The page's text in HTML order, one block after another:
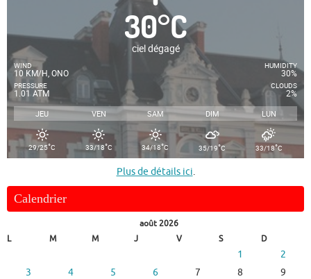
30°C
ciel dégagé
WIND
10 KM/H, ONO
PRESSURE
1.01 ATM
HUMIDITY
30%
CLOUDS
2%
JEU VEN SAM DIM LUN
29/25°C 33/18°C 34/18°C 35/19°C 33/18°C
Plus de détails ici.
Calendrier
août 2026
L
M M J V S D
1
2
3
4 5 6 7 8
9